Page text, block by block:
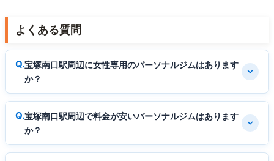
よくある質問
宝塚南口駅周辺に女性専用のパーソナルジムはあります
か？
宝塚南口駅周辺で料金が安いパーソナルジムはあります
か？